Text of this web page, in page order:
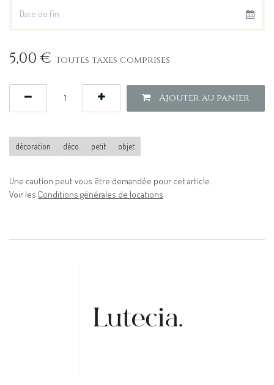
5,00€ Toutes taxes comprises
Ajouter au panier
décoration déco petit objet
Une caution peut vous être demandée pour cet article.
Voir les Conditions générales de locations